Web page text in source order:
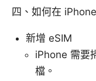
四、如何在
新增 eSIM
iPhone 需要
檔。